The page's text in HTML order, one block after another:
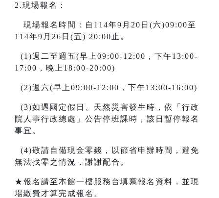
2.現場報名：
現場報名時間：自114年9月20日(六)09:00至
114年9月26日(五) 20:00止。
(1)週二至週五(早上09:00-12:00，下午13:00-
17:00，晚上18:00-20:00)
(2)週六(早上09:00-12:00，下午13:00-16:00)
(3)如遇國定假日、天然災害發生時，依「行政
院人事行政總處」公告停班課時，該日暫停報名
事宜。
(4)敬請自備現金零錢，以節省申辦時間，避免
無法找零之情況，謝謝配合。
★報名請至本館一樓服務台填寫報名資料，並現
場繳費才算完成報名。